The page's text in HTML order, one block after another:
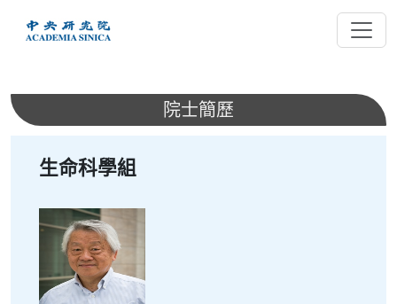
內
院士簡歷
生命科學組